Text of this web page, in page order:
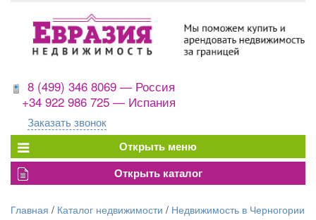
8 (499) 346 8069 — Россия
+34 922 986 725 — Испания
Заказать звонок
Главная / Каталог недвижимости / Недвижимость в Черногории